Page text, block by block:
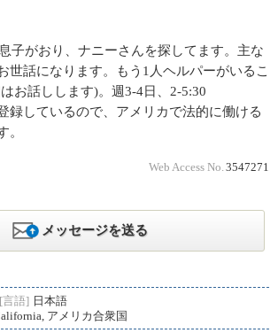
子がおり、ナニーさんを探してます。主な
世話になります。もう1人ヘルパーがいるこ
お話しします)。週3-4日、2-5:30
録しているので、アメリカで法的に働ける
。
Web Access No. 3547271
メッセージを送る
[言語] 日本語
アメリカ合衆国